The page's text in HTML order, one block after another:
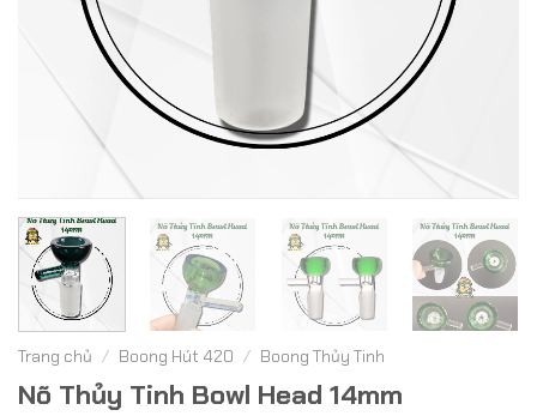
Trang chủ / Boong Hút 420 / Boong Thủy Tinh
Nõ Thủy Tinh Bowl Head 14mm